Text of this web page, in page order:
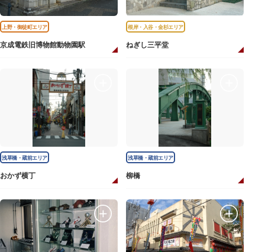
上野・御徒町エリア
京成電鉄旧博物館動物園駅
根岸・入谷・金杉エリア
ねぎし三平堂
浅草橋・蔵前エリア
おかず横丁
浅草橋・蔵前エリア
柳橋